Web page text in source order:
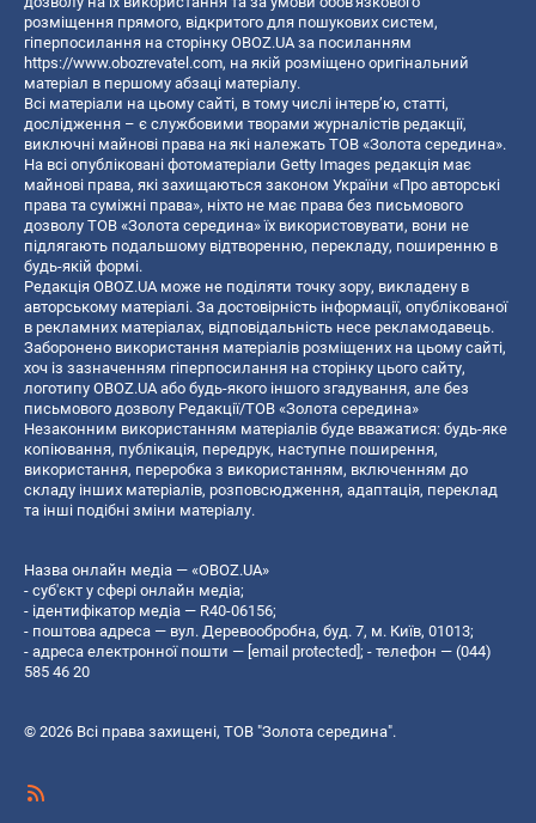
розміщення прямого, відкритого для пошукових систем,
гіперпосилання на сторінку OBOZ.UA за посиланням
https://www.obozrevatel.com, на якій розміщено оригінальний
матеріал в першому абзаці матеріалу.
Всі матеріали на цьому сайті, в тому числі інтерв’ю, статті,
дослідження – є службовими творами журналістів редакції,
виключні майнові права на які належать ТОВ «Золота середина».
На всі опубліковані фотоматеріали Getty Images редакція має
майнові права, які захищаються законом України «Про авторські
права та суміжні права», ніхто не має права без письмового
дозволу ТОВ «Золота середина» їх використовувати, вони не
підлягають подальшому відтворенню, перекладу, поширенню в
будь-якій формі.
Редакція OBOZ.UA може не поділяти точку зору, викладену в
авторському матеріалі. За достовірність інформації, опублікованої
в рекламних матеріалах, відповідальність несе рекламодавець.
Заборонено використання матеріалів розміщених на цьому сайті,
хоч із зазначенням гіперпосилання на сторінку цього сайту,
логотипу OBOZ.UA або будь-якого іншого згадування, але без
письмового дозволу Редакції/ТОВ «Золота середина»
Незаконним використанням матеріалів буде вважатися: будь-яке
копiювання, публiкацiя, передрук, наступне поширення,
використання, переробка з використанням, включенням до
складу інших матеріалів, розповсюдження, адаптація, переклад
та інші подібні зміни матеріалу.
Назва онлайн медіа — «OBOZ.UA»
- суб'єкт у сфері онлайн медіа;
- ідентифікатор медіа — R40-06156;
- поштова адреса — вул. Деревообробна, буд. 7, м. Київ, 01013;
- адреса електронної пошти — [email protected] ; - телефон — (044)
585 46 20
© 2026 Всі права захищені, ТОВ "Золота середина".